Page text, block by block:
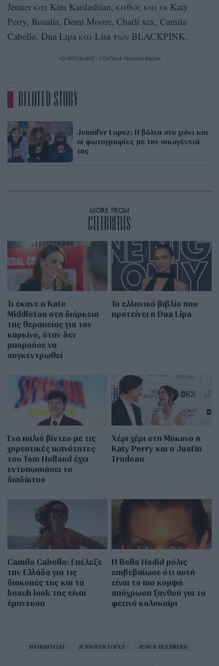
Jenner και Kim Kardashian, καθώς και οι Katy
Perry, Rosalía, Demi Moore, Charli xcx, Camila
Cabello, Dua Lipa και Lisa των BLACKPINK.
ADVERTISEMENT - CONTINUE READING BELOW
RELATED STORY
Jennifer Lopez: Η βόλτα στο χιόνι και
οι φωτογραφίες με την οικογένειά
της
MORE FROM
CELEBRITIES
Τι έκανε η Kate
Middleton στη διάρκεια
της θεραπείας για τον
καρκίνο, όταν δεν
μπορούσε να
συγκεντρωθεί
Το ελληνικό βιβλίο που
προτείνει η Dua Lipa
Ένα παλιό βίντεο με τις
χορευτικές ικανότητες
του Tom Holland έχει
εντυπωσιάσει το
διαδίκτυο
Χέρι χέρι στη Μύκονο η
Katy Perry και ο Justin
Trudeau
Camila Cabello: Επέλεξε
την Ελλάδα για τις
διακοπές της και τα
beach look της είναι
έμπνευση
Η Bella Hadid μόλις
επιβεβαίωσε ότι αυτή
είναι το πιο κομψή
απόχρωση ξανθού για το
φετινό καλοκαίρι
HAIRSTYLIST JENNIFER LOPEZ JESUS GUERRERO